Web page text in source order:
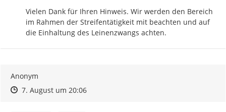
Vielen Dank für Ihren Hinweis. Wir werden den Bereich
im Rahmen der Streifentätigkeit mit beachten und auf
die Einhaltung des Leinenzwangs achten.
Anonym
Zeitpunkt des Erstellens
Zeitpunkt des Erstellens
7. August um 20:06Zur Äußerung